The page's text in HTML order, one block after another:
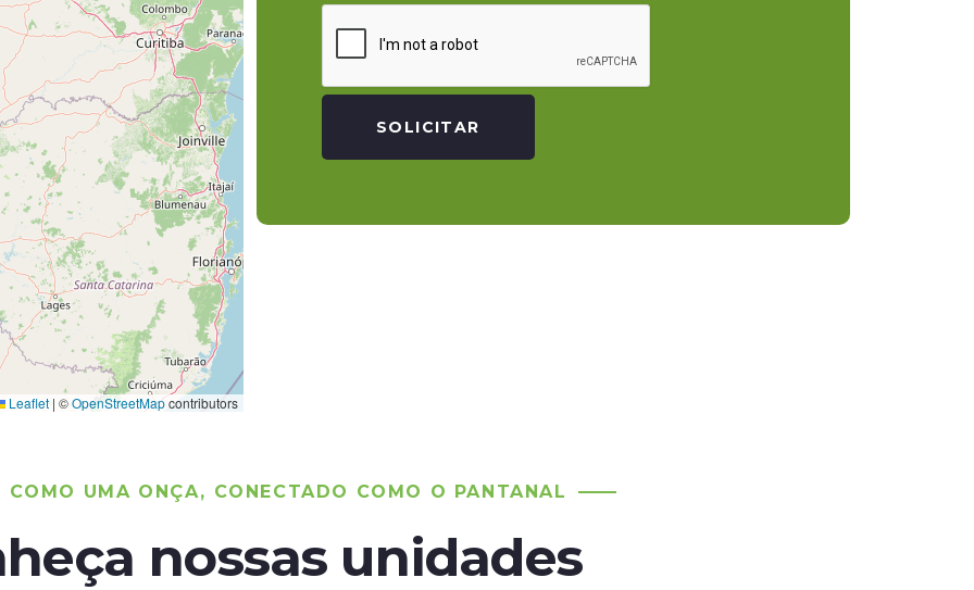
Leaflet | ©OpenStreetMapcontributors
SOLICITAR
COMO UMA ONÇA, CONECTADO COMO O PANTANAL
nossas unidades